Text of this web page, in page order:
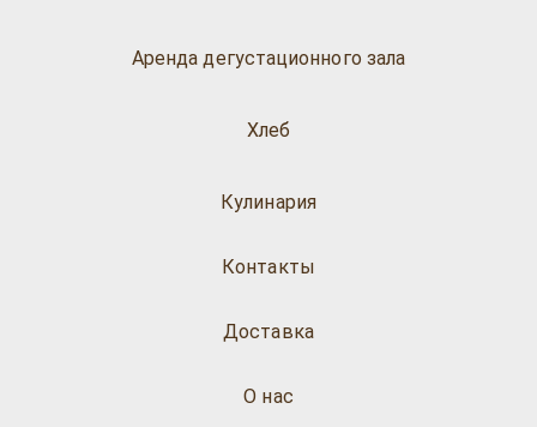
Аренда дегустационного зала
Хлеб
Кулинария
О нас
Доставка
Контакты